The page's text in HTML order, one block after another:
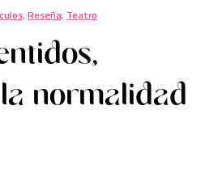
, Reseña, Teatro
normalidad